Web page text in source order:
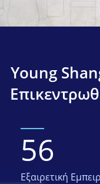
Young
56
Εξαιρετική